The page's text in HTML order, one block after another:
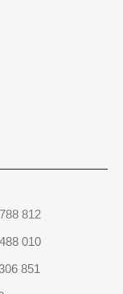
812
010
851